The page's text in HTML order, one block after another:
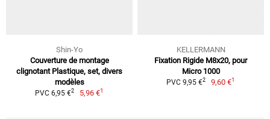
Shin-Yo
Couverture de montage
clignotant Plastique, set, divers
modèles
PVC 6,95 €2 5,96 €1
KELLERMANN
Fixation Rigide M8x20, pour
Micro 1000
PVC 9,95 €2 9,60 €1